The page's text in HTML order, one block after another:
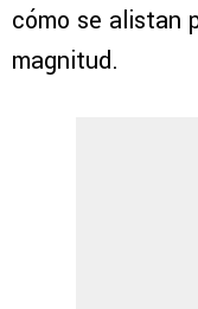
cómo se alistan
magnitud.